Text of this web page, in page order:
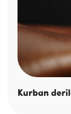
Kurban